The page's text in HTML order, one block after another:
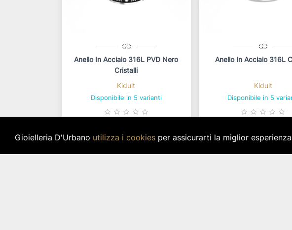
Anello In Acciaio 316L PVD Nero
Cristalli
Kidult
Disponibile in 5 varianti
star_border star_border star_border star_border star_border
22,00 €
Anello In Acciaio 316L
Kidult
Disponibile in 5
star_border star_border star_border star_border star_border
22,00 €
Gioielleria D'Urbano utilizza i cookiesper assicurarti la miglior